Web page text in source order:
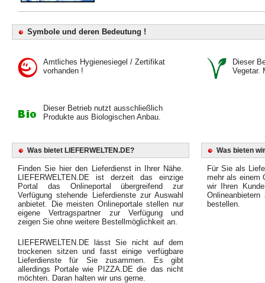
Symbole und deren Bedeutung !
Amtliches Hygienesiegel / Zertifikat
vorhanden !
Dieser
Vegetar.
Dieser Betrieb nutzt ausschließlich
Produkte aus Biologischen Anbau.
Was bietet LIEFERWELTEN.DE?
Finden Sie hier den Lieferdienst in Ihrer Nähe.
LIEFERWELTEN.DE ist derzeit das einzige
Portal das Onlineportal übergreifend zur
Verfügung stehende Lieferdienste zur Auswahl
anbietet. Die meisten Onlineportale stellen nur
eigene Vertragspartner zur Verfügung und
zeigen Sie ohne weitere Bestellmöglichkeit an.
LIEFERWELTEN.DE lässt Sie nicht auf dem
trockenen sitzen und fasst einige verfügbare
Lieferdienste für Sie zusammen. Es gibt
allerdings Portale wie PIZZA.DE die das nicht
möchten. Daran halten wir uns gerne.
Was bieten
Für Sie als
mehr als einem
wir Ihren
bestellen.